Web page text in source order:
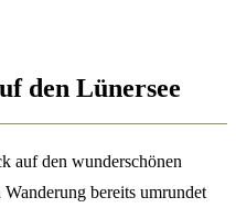
den Lünersee
auf den wunderschönen
bereits umrundet